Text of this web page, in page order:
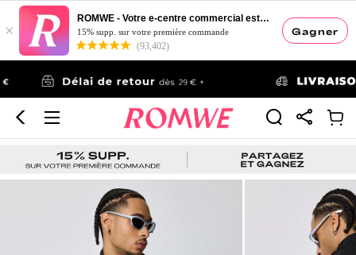
Gagner
×
ROMWE - Votre e-centre commercial esthétique
15% supp. sur votre première commande
(93,402)